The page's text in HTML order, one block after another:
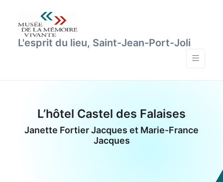
L'esprit du lieu, Saint-Jean-Port-Joli
L’hôtel Castel des Falaises
Janette Fortier Jacques et Marie-France
Jacques